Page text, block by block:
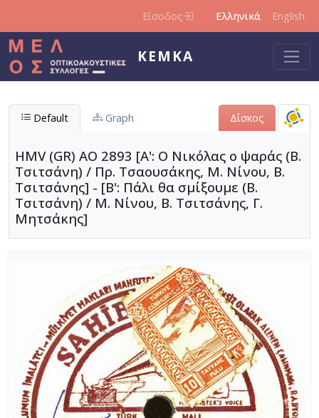
Είσοδος Ελληνικά English
ΚΕΜΚΑ
Default Graph Δίσκος
HMV (GR) AO 2893 [Α': Ο Νικόλας ο ψαράς (Β.
Τσιτσάνη) / Πρ. Τσαουσάκης, Μ. Νίνου, Β.
Τσιτσάνης] - [Β': Πάλι θα σμίξουμε (Β.
Τσιτσάνη) / Μ. Νίνου, Β. Τσιτσάνης, Γ.
Μητσάκης]